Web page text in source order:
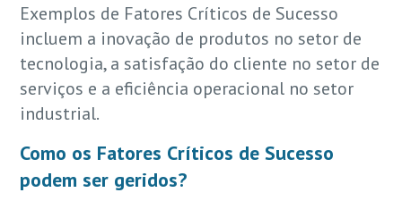
Exemplos de Fatores Críticos de Sucesso
incluem a inovação de produtos no setor de
tecnologia, a satisfação do cliente no setor de
serviços e a eficiência operacional no setor
industrial.
Como os Fatores Críticos de Sucesso
podem ser geridos?